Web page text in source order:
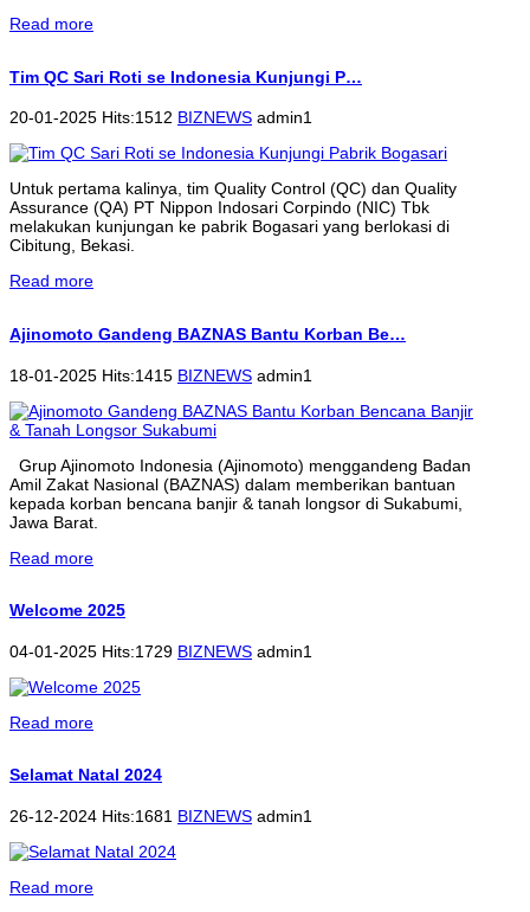
Read more
Tim QC Sari Roti se Indonesia Kunjungi P…
20-01-2025 Hits:1512 BIZNEWS admin1
Untuk pertama kalinya, tim Quality Control (QC) dan Quality
Assurance (QA) PT Nippon Indosari Corpindo (NIC) Tbk
melakukan kunjungan ke pabrik Bogasari yang berlokasi di
Cibitung, Bekasi.
Read more
Ajinomoto Gandeng BAZNAS Bantu Korban Be…
18-01-2025 Hits:1415 BIZNEWS admin1
Grup Ajinomoto Indonesia (Ajinomoto) menggandeng Badan
Amil Zakat Nasional (BAZNAS) dalam memberikan bantuan
kepada korban bencana banjir & tanah longsor di Sukabumi,
Jawa Barat.
Read more
Welcome 2025
04-01-2025 Hits:1729 BIZNEWS admin1
Read more
Selamat Natal 2024
26-12-2024 Hits:1681 BIZNEWS admin1
Read more